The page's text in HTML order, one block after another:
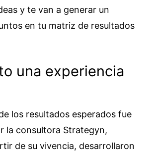
y te van a generar un
en tu matriz de resultados
una experiencia
los resultados esperados fue
la consultora Strategyn,
de su vivencia, desarrollaron